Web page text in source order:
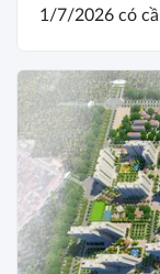
1/7/2026 có